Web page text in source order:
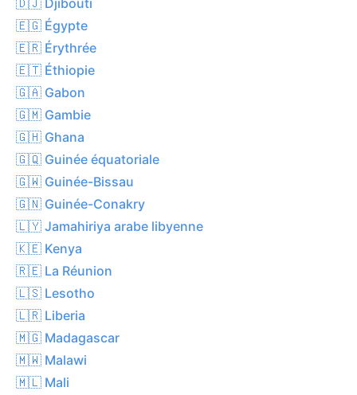
🇪🇬 Égypte
🇪🇷 Érythrée
🇪🇹 Éthiopie
🇬🇦 Gabon
🇬🇲 Gambie
🇬🇭 Ghana
🇬🇶 Guinée équatoriale
🇬🇼 Guinée-Bissau
🇬🇳 Guinée-Conakry
🇱🇾 Jamahiriya arabe libyenne
🇰🇪 Kenya
🇷🇪 La Réunion
🇱🇸 Lesotho
🇱🇷 Liberia
🇲🇬 Madagascar
🇲🇼 Malawi
🇲🇱 Mali